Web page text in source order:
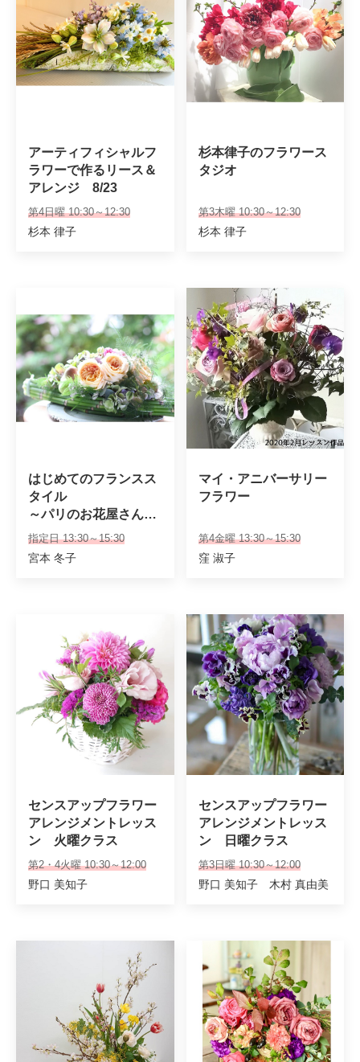
アーティフィシャルフ
ラワーで作るリース＆
アレンジ　8/23
第4日曜 10:30～12:30
杉本 律子
杉本律子のフラワース
タジオ
第3木曜 10:30～12:30
杉本 律子
はじめてのフランスス
タイル
～パリのお花屋さん講
座～
9月のレッスン
指定日 13:30～15:30
宮本 冬子
マイ・アニバーサリー
フラワー
第4金曜 13:30～15:30
窪 淑子
センスアップフラワー
アレンジメントレッス
ン　火曜クラス
第2・4火曜 10:30～12:00
野口 美知子
センスアップフラワー
アレンジメントレッス
ン　日曜クラス
第3日曜 10:30～12:00
野口 美知子 木村 真由美